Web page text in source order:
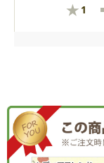
★ 1